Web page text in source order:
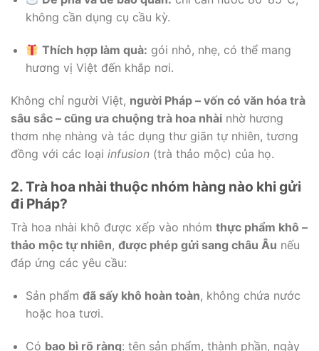
không cần dụng cụ cầu kỳ.
Thích hợp làm quà: gói nhỏ, nhẹ, có thể mang
hương vị Việt đến khắp nơi.
Không chỉ người Việt, người Pháp – vốn có văn hóa trà
sâu sắc – cũng ưa chuộng trà hoa nhài nhờ hương
thơm nhẹ nhàng và tác dụng thư giãn tự nhiên, tương
đồng với các loại infusion (trà thảo mộc) của họ.
2. Trà hoa nhài thuộc nhóm hàng nào khi gửi
đi Pháp?
Trà hoa nhài khô được xếp vào nhóm thực phẩm khô –
thảo mộc tự nhiên, được phép gửi sang châu Âu nếu
đáp ứng các yêu cầu:
Sản phẩm đã sấy khô hoàn toàn, không chứa nước
hoặc hoa tươi.
Có bao bì rõ ràng: tên sản phẩm, thành phần, ngày